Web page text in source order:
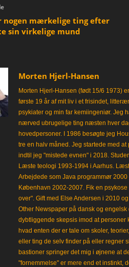
nogen mærkelige ting efter
sin virkelige mund
Morten Hjerl-Hansen
Morten Hjerl-Hansen (født 15/6 1973)
første 19 år af mit liv i et frisindet,
psykiater og min far kemiingeniør. Jeg
nærved ubrugelige ting næsten hver
hovedpersoner. I 1986 besøgte jeg
tre en halv måned. Jeg startede med
indtil jeg "mistede evnen" i 2018.
Læste teologi 1993-1994 i Aarhus.
Arbejdede som Java programmør
København 2002-2007. Fik en
over". Gift med Else Andersen i 2010
Other Newspaper på dansk og
dybtliggende skepsis imod at
hvad enten der er tale om skoler,
eller ting de selv finder på eller regner
bastioner springer det mig i øjnene at
"fornemmelse" er mere end et instinkt,